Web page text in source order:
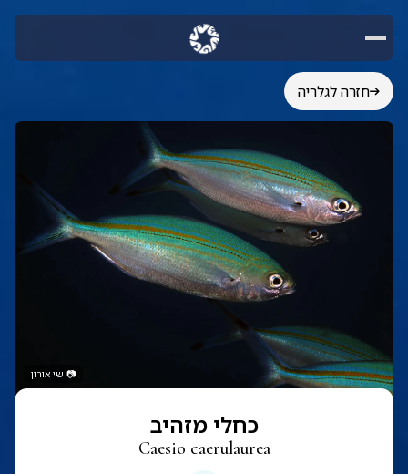
חזרה לגלריה
📷 שי אורון
כחלי מזהיב
Caesio caerulaurea